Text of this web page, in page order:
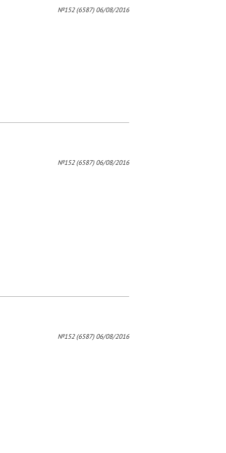
4
№152 (6587) 06/08/2016
№152 (6587) 06/08/2016
№152 (6587) 06/08/2016